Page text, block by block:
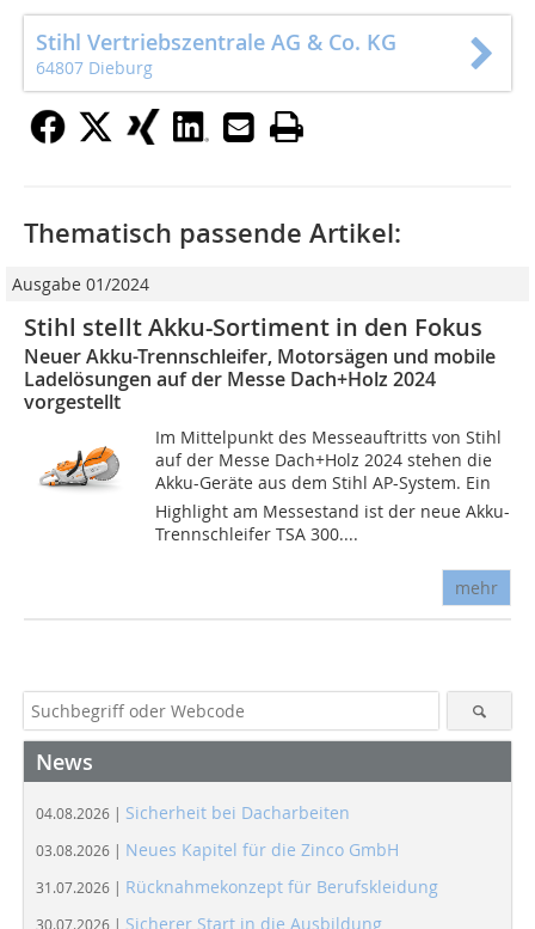
Stihl Vertriebszentrale AG & Co. KG
64807 Dieburg
Thematisch passende Artikel:
Ausgabe 01/2024
Stihl stellt Akku-Sortiment in den Fokus
Neuer Akku-Trennschleifer, Motorsägen und mobile
Ladelösungen auf der Messe Dach+Holz 2024
vorgestellt
Im Mittelpunkt des Messeauftritts von Stihl
auf der Messe Dach+Holz 2024 stehen die
Akku-Geräte aus dem Stihl AP-System. Ein
Highlight am Messestand ist der neue Akku-
Trennschleifer TSA 300....
mehr
News
04.08.2026 | Sicherheit bei Dacharbeiten
03.08.2026 | Neues Kapitel für die Zinco GmbH
31.07.2026 | Rücknahmekonzept für Berufskleidung
30.07.2026 | Sicherer Start in die Ausbildung